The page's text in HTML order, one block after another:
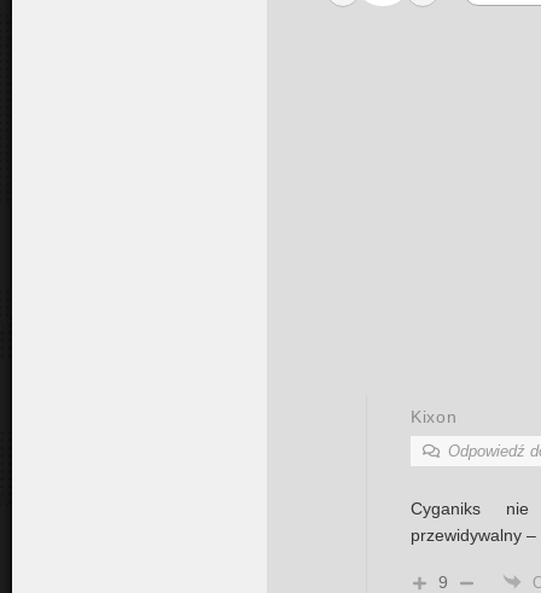
Kixon
Odpowiedź
Cyganiks
przewidywalny
9